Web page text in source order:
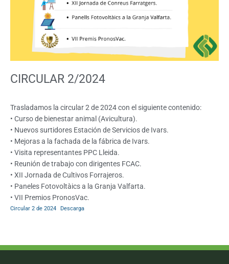
CIRCULAR 2/2024
Trasladamos la circular 2 de 2024 con el siguiente contenido:
• Curso de bienestar animal (Avicultura).
• Nuevos surtidores Estación de Servicios de Ivars.
• Mejoras a la fachada de la fábrica de Ivars.
• Visita representantes PPC Lleida.
• Reunión de trabajo con dirigentes FCAC.
• XII Jornada de Cultivos Forrajeros.
• Paneles Fotovoltàics a la Granja Valfarta.
• VII Premios PronosVac.
Circular 2 de 2024 Descarga